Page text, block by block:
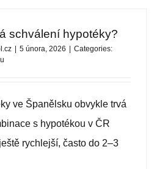
schválení hypotéky?
5 února, 2026
Categories:
ve Španělsku obvykle trvá
s hypotékou v ČR
rychlejší, často do 2–3